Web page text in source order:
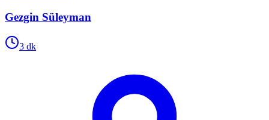
Gezgin Süleyman
3 dk